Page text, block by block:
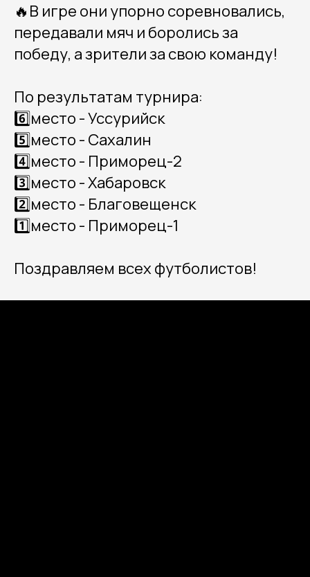
🔥В игре они упорно соревновались,
передавали мяч и боролись за
победу, а зрители за свою команду!
По результатам турнира:
6️⃣место - Уссурийск
5️⃣место - Сахалин
4️⃣место - Приморец-2
3️⃣место - Хабаровск
2️⃣место - Благовещенск
1️⃣место - Приморец-1
Поздравляем всех футболистов!